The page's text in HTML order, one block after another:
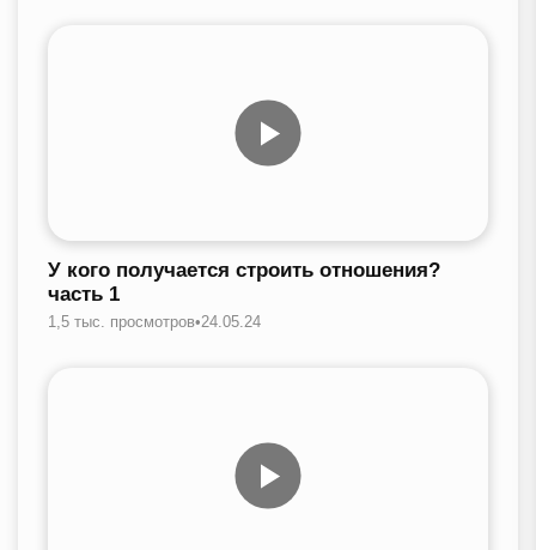
У кого получается строить отношения?
часть 1
1,5 тыс. просмотров•24.05.24